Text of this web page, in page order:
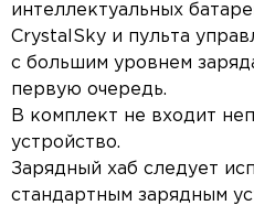
интеллектуальных
CrystalSky и пульта
с большим уровнем
первую очередь.
В комплект не входит
устройство.
Зарядный хаб следует
стандартным зарядным